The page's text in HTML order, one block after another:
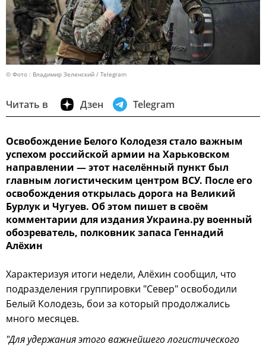
© Фото : Владимир Зеленский / Telegram
Читать в Дзен Telegram
Освобождение Белого Колодезя стало важным
успехом российской армии на Харьковском
направлении — этот населённый пункт был
главным логистическим центром ВСУ. После его
освобождения открылась дорога на Великий
Бурлук и Чугуев. Об этом пишет в своём
комментарии для издания Украина.ру военный
обозреватель, полковник запаса Геннадий
Алёхин
Характеризуя итоги недели, Алёхин сообщил, что
подразделения группировки "Север" освободили
Белый Колодезь, бои за который продолжались
много месяцев.
"Для удержания этого важнейшего логистического